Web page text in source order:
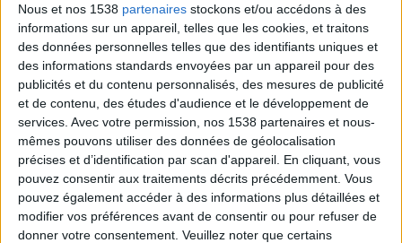
Nous et nos 1538 partenaires stockons et/ou accédons à des
informations sur un appareil, telles que les cookies, et traitons
des données personnelles telles que des identifiants uniques et
des informations standards envoyées par un appareil pour des
publicités et du contenu personnalisés, des mesures de publicité
et de contenu, des études d'audience et le développement de
services. Avec votre permission, nos 1538 partenaires et nous-
mêmes pouvons utiliser des données de géolocalisation
précises et d’identification par scan d'appareil. En cliquant, vous
pouvez consentir aux traitements décrits précédemment. Vous
pouvez également accéder à des informations plus détaillées et
modifier vos préférences avant de consentir ou pour refuser de
donner votre consentement. Veuillez noter que certains
Webinaires en direct Voir tout